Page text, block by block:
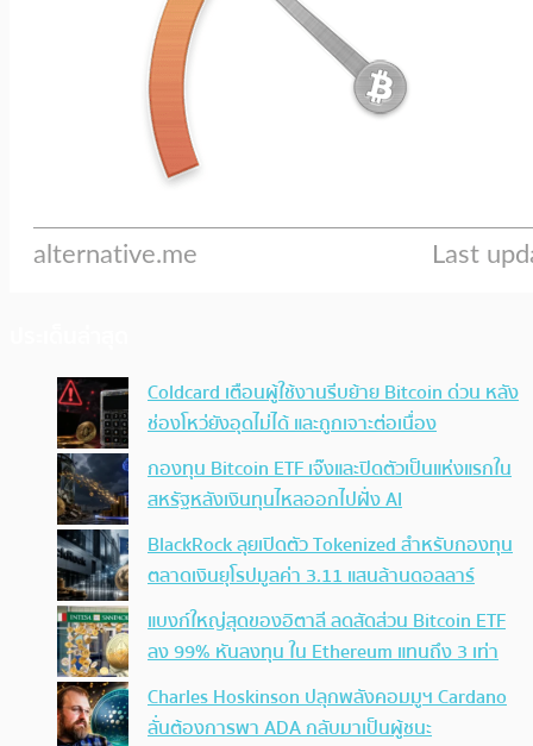
Coldcard เตือนผู้ใช้งานรีบย้าย Bitcoin ด่วน หลัง
ช่องโหว่ยังอุดไม่ได้ และถูกเจาะต่อเนื่อง
กองทุน Bitcoin ETF เจ๊งและปิดตัวเป็นแห่งแรกใน
สหรัฐหลังเงินทุนไหลออกไปฝั่ง AI
BlackRock ลุยเปิดตัว Tokenized สำหรับกองทุน
ตลาดเงินยุโรปมูลค่า 3.11 แสนล้านดอลลาร์
แบงก์ใหญ่สุดของอิตาลี ลดสัดส่วน Bitcoin ETF
ลง 99% หันลงทุน ใน Ethereum แทนถึง 3 เท่า
Charles Hoskinson ปลุกพลังคอมมูฯ Cardano
ลั่นต้องการพา ADA กลับมาเป็นผู้ชนะ